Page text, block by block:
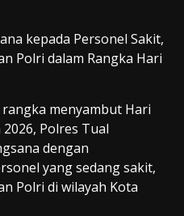
kepada Personel Sakit,
Polri dalam Rangka Hari
menyambut Hari
Polres Tual
dengan
yang sedang sakit,
Polri di wilayah Kota